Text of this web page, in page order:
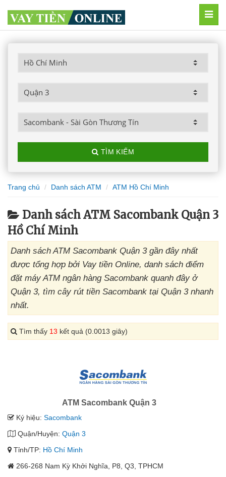
TÌM KIẾM
Trang chủ Danh sách ATM ATM Hồ Chí Minh
Danh sách ATM Sacombank Quận 3
Hồ Chí Minh
Danh sách ATM Sacombank Quận 3 gần đây nhất
được tổng hợp bởi Vay tiền Online, danh sách điểm
đặt máy ATM ngân hàng Sacombank quanh đây ở
Quận 3, tìm cây rút tiền Sacombank tại Quận 3 nhanh
nhất.
Tìm thấy 13 kết quả (0.0013 giây)
ATM Sacombank Quận 3
Ký hiệu: Sacombank
Quận/Huyện: Quận 3
Tỉnh/TP: Hồ Chí Minh
266-268 Nam Kỳ Khởi Nghĩa, P8, Q3, TPHCM